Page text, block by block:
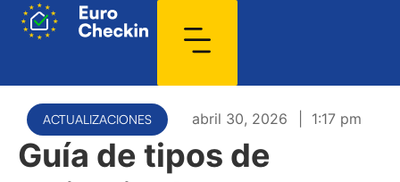
ACTUALIZACIONES abril 30, 2026 1:17 pm
Guía de tipos de